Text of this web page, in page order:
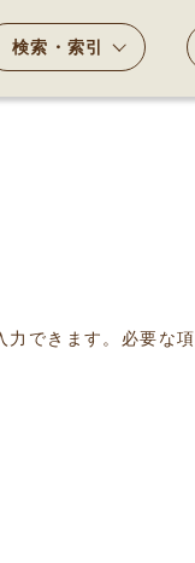
検索・索引
できます。必要な